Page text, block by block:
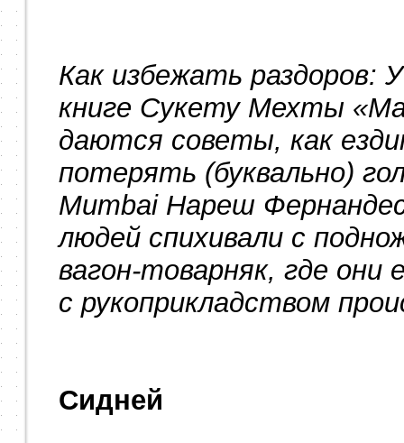
Как избежать раздоров:
книге Сукету Мехты
даются советы, как
потерять (буквально)
Mumbai Нареш
людей спихивали с
вагон-товарняк, где они
с рукоприкладством
Сидней